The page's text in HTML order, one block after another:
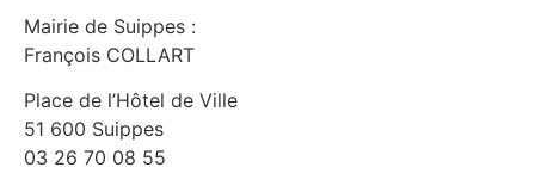
Mairie de Suippes :
François COLLART
Place de l’Hôtel de Ville
51 600 Suippes
03 26 70 08 55